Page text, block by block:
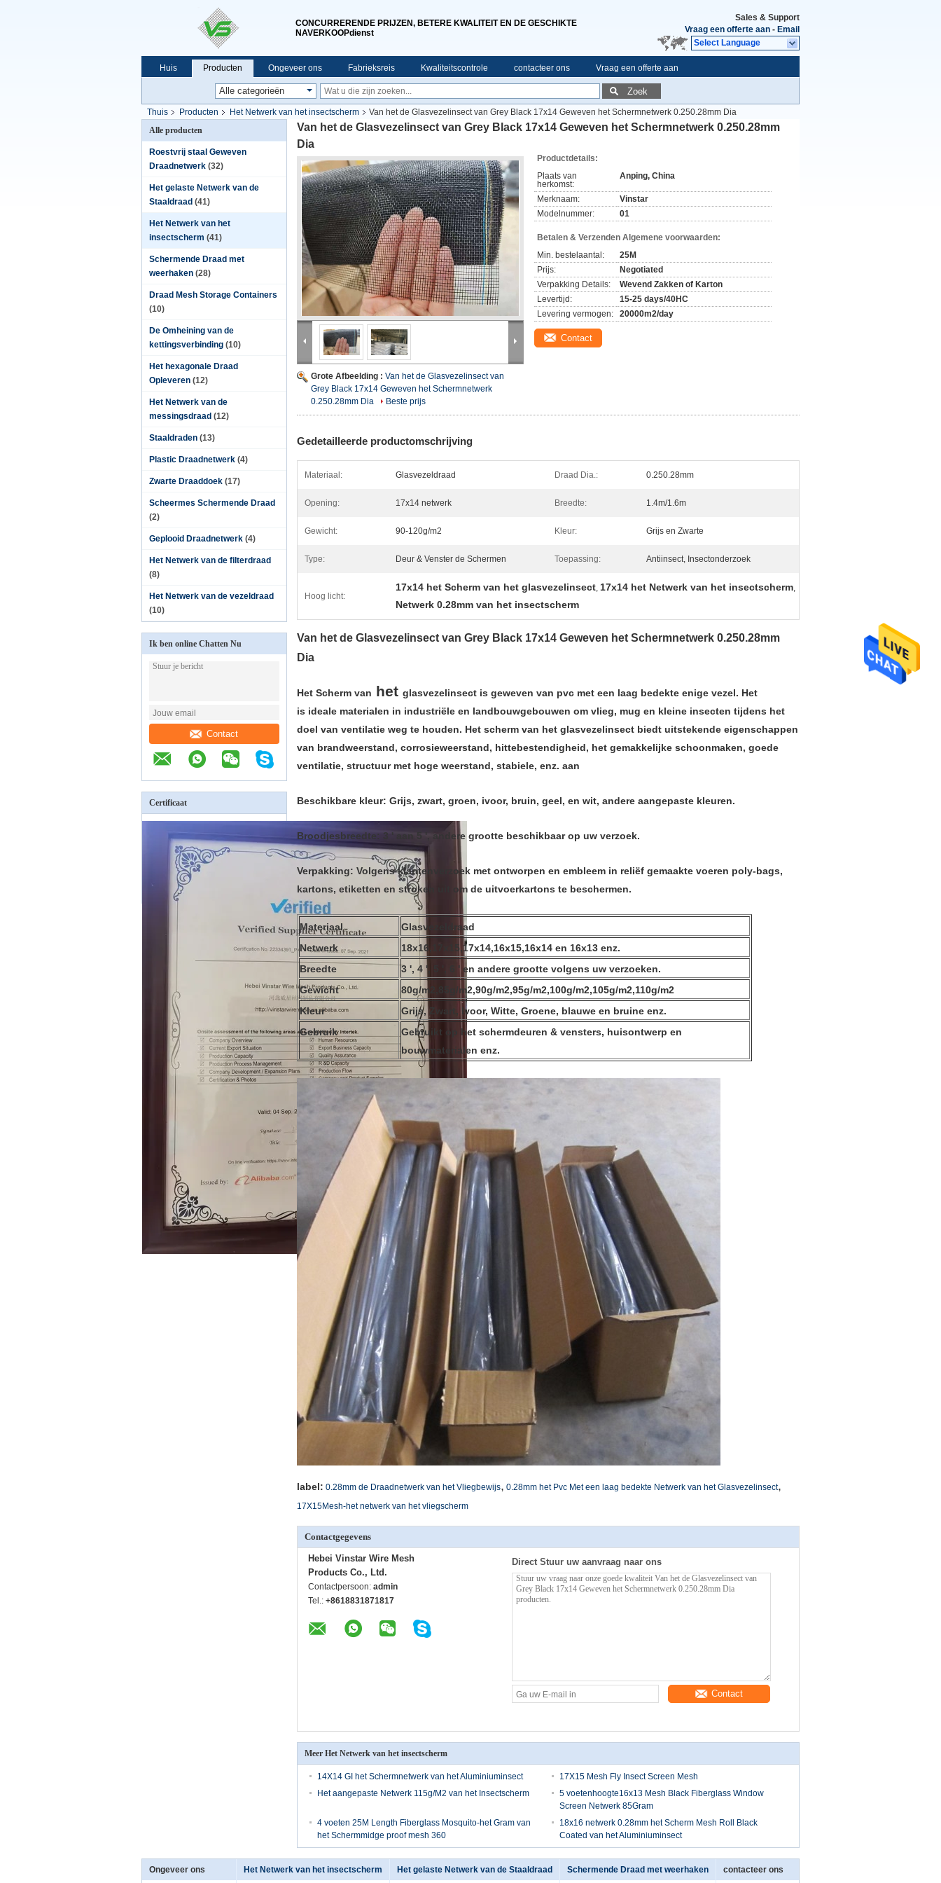
CONCURRERENDE PRIJZEN, BETERE KWALITEIT EN DE GESCHIKTE
NAVERKOOPdienst
Sales & Support
Vraag een offerte aan - Email
Select Language
Huis Producten Ongeveer ons Fabrieksreis Kwaliteitscontrole contacteer ons Vraag een offerte aan
Zoek
Thuis Producten Het Netwerk van het insectscherm
Van het de Glasvezelinsect van Grey Black 17x14 Geweven het Schermnetwerk 0.250.28mm Dia
Alle producten
Roestvrij staal Geweven
Draadnetwerk (32)
Het gelaste Netwerk van de
Staaldraad (41)
Het Netwerk van het
insectscherm (41)
Schermende Draad met
weerhaken (28)
Draad Mesh Storage Containers
(10)
De Omheining van de
kettingsverbinding (10)
Het hexagonale Draad
Opleveren (12)
Het Netwerk van de
messingsdraad (12)
Staaldraden (13)
Plastic Draadnetwerk (4)
Zwarte Draaddoek (17)
Scheermes Schermende Draad
(2)
Geplooid Draadnetwerk (4)
Het Netwerk van de filterdraad
(8)
Het Netwerk van de vezeldraad
(10)
Ik ben online Chatten Nu
Contact
Certificaat
Van het de Glasvezelinsect van Grey Black 17x14 Geweven het Schermnetwerk 0.250.28mm
Dia
Grote Afbeelding : Van het de Glasvezelinsect van
Grey Black 17x14 Geweven het Schermnetwerk
0.250.28mm Dia
Beste prijs
Productdetails:
Plaats van
herkomst:
Anping, China
Merknaam:
Vinstar
Modelnummer:
01
Betalen & Verzenden Algemene voorwaarden:
Min. bestelaantal:
25M
Prijs:
Negotiated
Verpakking Details:
Wevend Zakken of Karton
Levertijd:
15-25 days/40HC
Levering vermogen:
20000m2/day
Contact
Gedetailleerde productomschrijving
Materiaal: Glasvezeldraad Draad Dia.: 0.250.28mm
Opening: 17x14 netwerk Breedte: 1.4m/1.6m
Gewicht: 90-120g/m2 Kleur: Grijs en Zwarte
Type: Deur & Venster de Schermen Toepassing: Antiinsect, Insectonderzoek
Hoog licht:
17x14 het Scherm van het glasvezelinsect, 17x14 het Netwerk van het insectscherm,
Netwerk 0.28mm van het insectscherm
Van het de Glasvezelinsect van Grey Black 17x14 Geweven het Schermnetwerk 0.250.28mm
Dia
Het Scherm van het glasvezelinsect is geweven van pvc met een laag bedekte enige vezel. Het
is ideale materialen in industriële en landbouwgebouwen om vlieg, mug en kleine insecten tijdens het
doel van ventilatie weg te houden. Het scherm van het glasvezelinsect biedt uitstekende eigenschappen
van brandweerstand, corrosieweerstand, hittebestendigheid, het gemakkelijke schoonmaken, goede
ventilatie, structuur met hoge weerstand, stabiele, enz. aan
Beschikbare kleur: Grijs, zwart, groen, ivoor, bruin, geel, en wit, andere aangepaste kleuren.
Broodjesbreedte: 3 ' aan 5 ', andere grootte beschikbaar op uw verzoek.
Verpakking: Volgens klantenverzoek met ontworpen en embleem in reliëf gemaakte voeren poly-bags,
kartons, etiketten en stroken uit om de uitvoerkartons te beschermen.
Materiaal
Glasvezeldraad
Netwerk
18x16,17x15,17x14,16x15,16x14 en 16x13 enz.
Breedte
3 ', 4 ', 5 ', 6 ' en andere grootte volgens uw verzoeken.
Gewicht
80g/m2,85g/m2,90g/m2,95g/m2,100g/m2,105g/m2,110g/m2
Kleur
Grijs, Zwart, Ivoor, Witte, Groene, blauwe en bruine enz.
Gebruik
Gebruikt op het schermdeuren & vensters, huisontwerp en
bouwmaterialen enz.
label: 0.28mm de Draadnetwerk van het Vliegbewijs, 0.28mm het Pvc Met een laag bedekte Netwerk van het Glasvezelinsect,
17X15Mesh-het netwerk van het vliegscherm
Contactgegevens
Hebei Vinstar Wire Mesh
Products Co., Ltd.
Contactpersoon: admin
Tel.: +8618831871817
Direct Stuur uw aanvraag naar ons
Contact
Meer Het Netwerk van het insectscherm
14X14 GI het Schermnetwerk van het Aluminiuminsect
17X15 Mesh Fly Insect Screen Mesh
Het aangepaste Netwerk 115g/M2 van het Insectscherm
5 voetenhoogte16x13 Mesh Black Fiberglass Window
Screen Netwerk 85Gram
4 voeten 25M Length Fiberglass Mosquito-het Gram van
het Schermmidge proof mesh 360
18x16 netwerk 0.28mm het Scherm Mesh Roll Black
Coated van het Aluminiuminsect
Ongeveer ons Het Netwerk van het insectscherm Het gelaste Netwerk van de Staaldraad Schermende Draad met weerhaken contacteer ons